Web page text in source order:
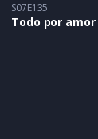
S07E135
Todo por amor